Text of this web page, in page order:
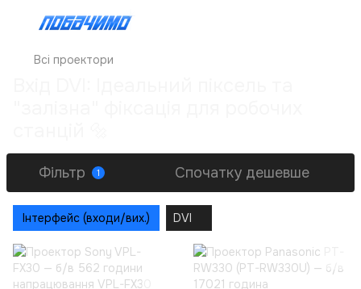
Всі проектори
Фільтр 1 Спочатку дешевше
Інтерфейс (входи/вих.) DVI